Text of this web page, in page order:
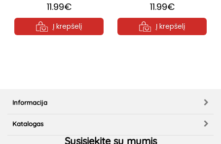
11.99€
Į krepšelį
11.99€
Į krepšelį
Informacija
Katalogas
Susisiekite su mumis